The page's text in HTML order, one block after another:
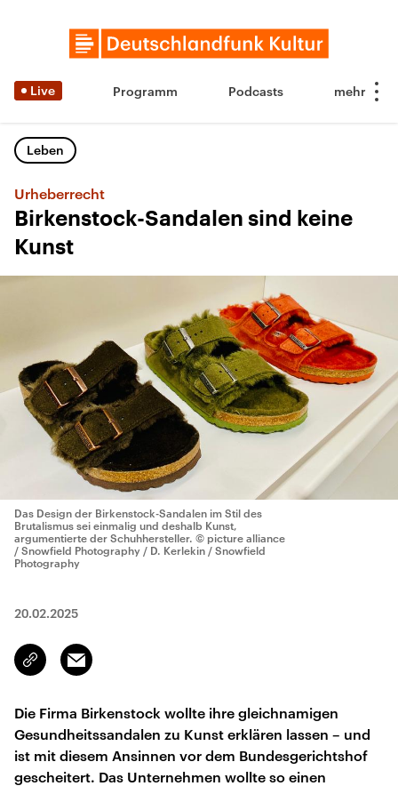
Live Programm Podcasts
Leben
Urheberrecht
Birkenstock-Sandalen sind keine
Kunst
Das Design der Birkenstock-Sandalen im Stil des
Brutalismus sei einmalig und deshalb Kunst,
argumentierte der Schuhhersteller. © picture alliance
/ Snowfield Photography / D. Kerlekin / Snowfield
Photography
20.02.2025
Link
kopieren/teilen
Email
Die Firma Birkenstock wollte ihre gleichnamigen
Gesundheitssandalen zu Kunst erklären lassen – und
ist mit diesem Ansinnen vor dem Bundesgerichtshof
gescheitert. Das Unternehmen wollte so einen